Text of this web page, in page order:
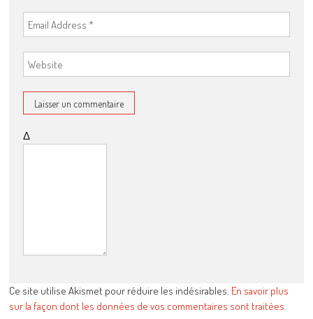
Δ
Ce site utilise Akismet pour réduire les indésirables. En savoir plus
sur la façon dont les données de vos commentaires sont traitées.